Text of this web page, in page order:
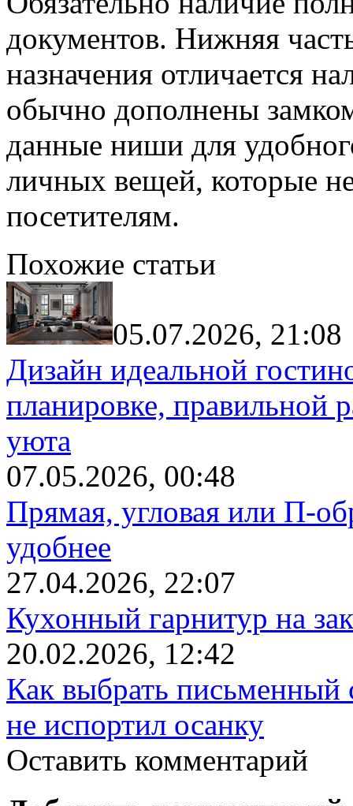
документов. Нижняя
назначения отличается
обычно дополнены
данные ниши для
личных вещей, которые
посетителям.
Похожие статьи
05.07.2026, 21:08
Дизайн идеальной
планировке, правильной
уюта
07.05.2026, 00:48
Прямая, угловая или П-
удобнее
27.04.2026, 22:07
Кухонный гарнитур на
20.02.2026, 12:42
Как выбрать письменный
не испортил осанку
Оставить комментарий